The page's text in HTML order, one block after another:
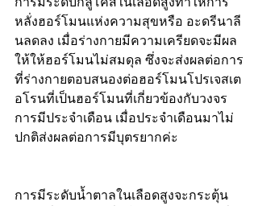
หลั่งฮอร์โมนแห่งความสุขหรือ อะดรีนาลี
นลดลง เมื่อร่างกายมีความเครียดจะมีผล
ให้ให้ฮอร์โมนไม่สมดุล ซึ่งจะส่งผลต่อการ
ที่ร่างกายตอบสนองต่อฮอร์โมนโปรเจสเต
อโรนที่เป็นฮอร์โมนที่เกี่ยวข้องกับวงจร
การมีประจำเดือน เมื่อประจำเดือนมาไม่
ปกติส่งผลต่อการมีบุตรยากค่ะ
การมีระดับน้ำตาลในเลือดสูงจะกระตุ้น